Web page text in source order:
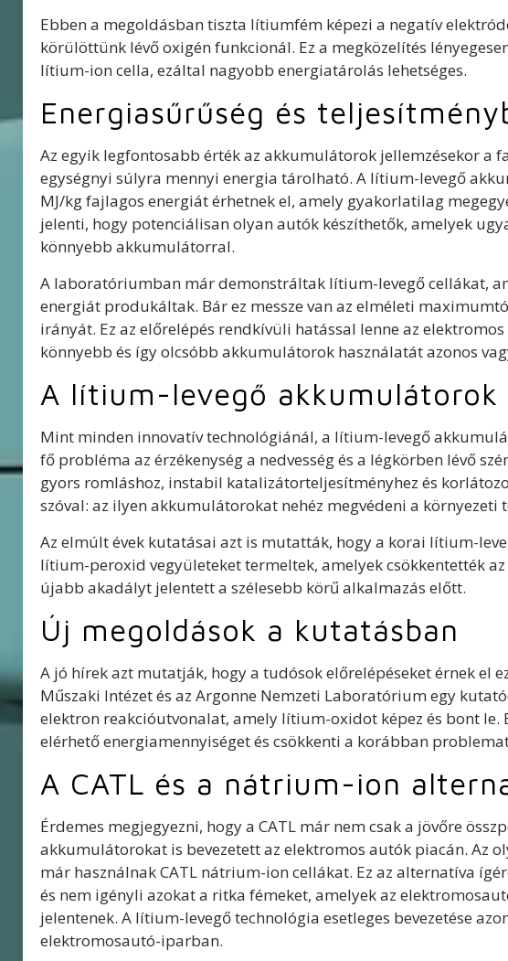
Ebben a megoldásban tiszta lítiumfém képezi a negatív
körülöttünk lévő oxigén funkcionál. Ez a megközelítés
lítium-ion cella, ezáltal nagyobb energiatárolás lehetséges.
Energiasűrűség és
Az egyik legfontosabb érték az akkumulátorok jellemzésekor a
egységnyi súlyra mennyi energia tárolható. A lítium-levegő
MJ/kg fajlagos energiát érhetnek el, amely gyakorlatilag
jelenti, hogy potenciálisan olyan autók készíthetők, amelyek
könnyebb akkumulátorral.
A laboratóriumban már demonstráltak lítium-levegő cellákat,
energiát produkáltak. Bár ez messze van az elméleti
irányát. Ez az előrelépés rendkívüli hatással lenne az
könnyebb és így olcsóbb akkumulátorok használatát azonos
A lítium-levegő akkumulátorok
Mint minden innovatív technológiánál, a lítium-levegő
fő probléma az érzékenység a nedvesség és a légkörben lévő
gyors romláshoz, instabil katalizátorteljesítményhez és
szóval: az ilyen akkumulátorokat nehéz megvédeni a környezeti
Az elmúlt évek kutatásai azt is mutatták, hogy a korai lítium-
lítium-peroxid vegyületeket termeltek, amelyek csökkentették
újabb akadályt jelentett a szélesebb körű alkalmazás előtt.
Új megoldások a kutatásban
A jó hírek azt mutatják, hogy a tudósok előrelépéseket érnek el
Műszaki Intézet és az Argonne Nemzeti Laboratórium egy
elektron reakcióutvonalat, amely lítium-oxidot képez és bont le.
elérhető energiamennyiséget és csökkenti a korábban
A CATL és a nátrium-ion
Érdemes megjegyezni, hogy a CATL már nem csak a jövőre
akkumulátorokat is bevezetett az elektromos autók piacán. Az
már használnak CATL nátrium-ion cellákat. Ez az alternatíva
és nem igényli azokat a ritka fémeket, amelyek az
jelentenek. A lítium-levegő technológia esetleges bevezetése
elektromosautó-iparban.